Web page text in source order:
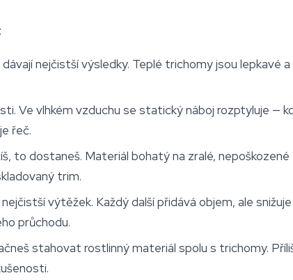
nejčistší výsledky. Teplé trichomy jsou lepkavé
Ve vlhkém vzduchu se statický náboj rozptyluje —
řeč.
to dostaneš. Materiál bohatý na zralé,
trim.
výtěžek. Každý další přidává objem, ale
průchodu.
stahovat rostlinný materiál spolu s trichomy.